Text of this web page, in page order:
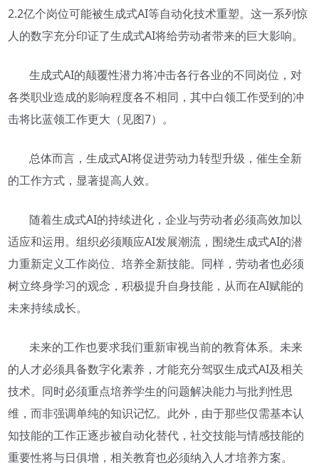
2.2亿个岗位可能被生成式AI等自动化技术重塑。这一系列惊
人的数字充分印证了生成式AI将给劳动者带来的巨大影响。
生成式AI的颠覆性潜力将冲击各行各业的不同岗位，对
各类职业造成的影响程度各不相同，其中白领工作受到的冲
击将比蓝领工作更大（见图7）。
总体而言，生成式AI将促进劳动力转型升级，催生全新
的工作方式，显著提高人效。
随着生成式AI的持续进化，企业与劳动者必须高效加以
适应和运用。组织必须顺应AI发展潮流，围绕生成式AI的潜
力重新定义工作岗位、培养全新技能。同样，劳动者也必须
树立终身学习的观念，积极提升自身技能，从而在AI赋能的
未来持续成长。
未来的工作也要求我们重新审视当前的教育体系。未来
的人才必须具备数字化素养，才能充分驾驭生成式AI及相关
技术。同时必须重点培养学生的问题解决能力与批判性思
维，而非强调单纯的知识记忆。此外，由于那些仅需基本认
知技能的工作正逐步被自动化替代，社交技能与情感技能的
重要性将与日俱增，相关教育也必须纳入人才培养方案。